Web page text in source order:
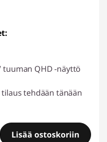
tuuman QHD -näyttö
tehdään tänään
Lisää ostoskoriin